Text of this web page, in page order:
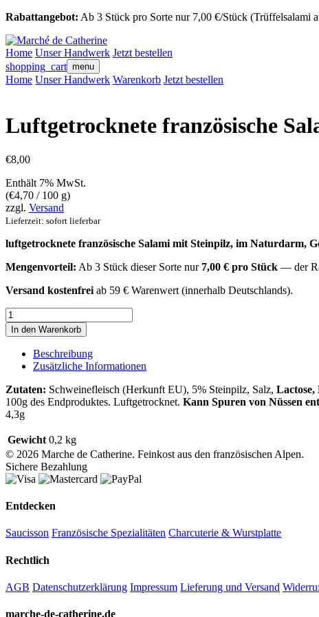
Rabattangebot: Ab 3 Stück pro Sorte nur 7,00 €/Stück (Trüffelsalami
Home Unser Handwerk Jetzt bestellen
shopping_cart menu
Home Unser Handwerk Warenkorb Jetzt bestellen
Luftgetrocknete französische
€8,00
Enthält 7% MwSt.
(€4,70 / 100 g)
zzgl. Versand
Lieferzeit: sofort lieferbar
luftgetrocknete französische Salami mit Steinpilz, im Naturdarm,
Mengenvorteil: Ab 3 Stück dieser Sorte nur 7,00 € pro Stück — der
Versand kostenfrei ab 59 € Warenwert (innerhalb Deutschlands).
Luftgetrocknete
französische
Salami
Steinpilz
Menge
In den Warenkorb
Beschreibung
Zusätzliche Informationen
Zutaten: Schweinefleisch (Herkunft EU), 5% Steinpilz, Salz, Lactose,
100g des Endproduktes. Luftgetrocknet. Kann Spuren von Nüssen
4,3g
Gewicht 0,2 kg
© 2026 Marche de Catherine. Feinkost aus den französischen Alpen.
Sichere Bezahlung
Entdecken
Saucisson Französische Spezialitäten Charcuterie & Wurstplatte
Rechtlich
AGB Datenschutzerklärung Impressum Lieferung und Versand
marche-de-catherine.de